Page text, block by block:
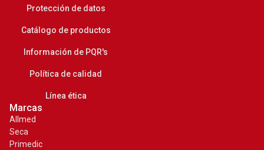
Protección de datos
Catálogo de productos
Información de PQR's
Política de calidad
Línea ética
Marcas
Allmed
Seca
Primedic